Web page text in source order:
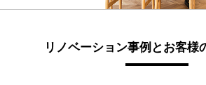
リノベーション事例とお客様